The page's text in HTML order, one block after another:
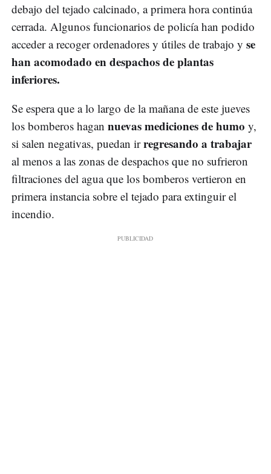
debajo del tejado calcinado, a primera hora continúa
cerrada. Algunos funcionarios de policía han podido
acceder a recoger ordenadores y útiles de trabajo y se
han acomodado en despachos de plantas
inferiores.
Se espera que a lo largo de la mañana de este jueves
los bomberos hagan nuevas mediciones de humo y,
si salen negativas, puedan irregresando a trabajar
al menos a las zonas de despachos que no sufrieron
filtraciones del agua que los bomberos vertieron en
primera instancia sobre el tejado para extinguir el
incendio.